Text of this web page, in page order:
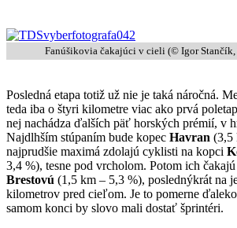
Fanúšikovia čakajúci v cieli (© Igor
Posledná etapa totiž už nie je taká náročná.
teda iba o štyri kilometre viac ako prvá
nej nachádza ďalších päť horských prémií, v
Najdlhším stúpaním bude kopec Havran (3,5
najprudšie maximá zdolajú cyklisti na kopci
3,4 %), tesne pod vrcholom. Potom ich
Brestovú (1,5 km – 5,3 %), poslednýkrát na
kilometrov pred cieľom. Je to pomerne
samom konci by slovo mali dostať šprintéri.